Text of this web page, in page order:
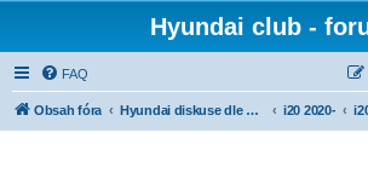
Hyundai club -
FAQ
Obsah fóra Hyundai diskuse dle modelů i20 2020-